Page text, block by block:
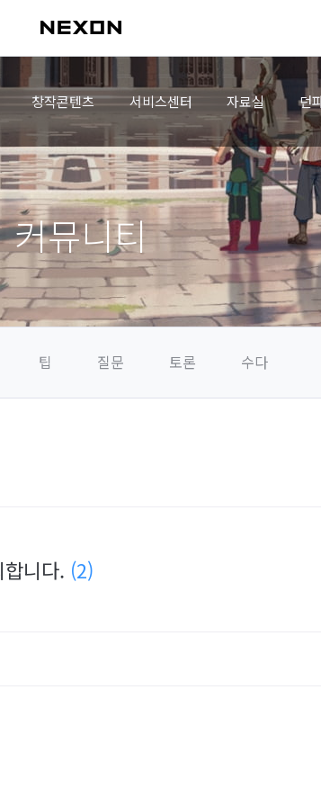
창작콘텐츠 서비스센터 자료실 던
커뮤니티
팁 질문 토론 수다
니다. (2)